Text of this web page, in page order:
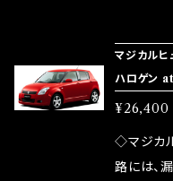
など、こ
モーター
品化を果
ズが、マ
ヒューズ
果・接触
発揮しま
ドリング
路として
しかし、
ます。 1.溶接回路であるため、配線と比較し抵抗
が大きい
中に漏電
マジカル
ハロゲン
¥26,400
◇マジカ
路には、